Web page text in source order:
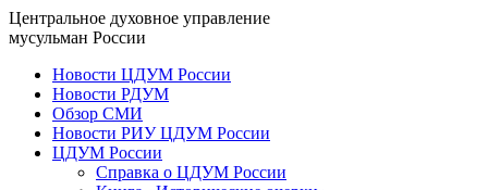
Центральное духовное управление
мусульман России
Новости ЦДУМ России
Новости РДУМ
Обзор СМИ
Новости РИУ ЦДУМ России
ЦДУМ России
Справка о ЦДУМ России